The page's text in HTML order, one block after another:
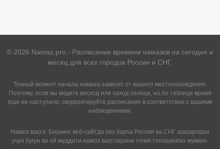
© 2026 Namaz.pro - Расписание времени намазов на сегодня и
месяц для всех городов России и СНГ.
Точный момент начала намаза зависит от вашего местонахождения.
Поэтому, если вы видите восход или заход солнца, но по таблице время
еще не наступило, скорректируйте расписание в соответствии с вашими
наблюдениями.
Намоз вақти: Бизнинг веб-сайтда сиз барча Россия ва СНГ шаҳарлари
учун бугун ва ой муддати намоз вақтларини точик топишингиз мумкин.